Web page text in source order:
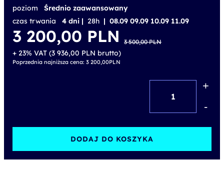
poziom
Średnio zaawansowany
czas trwania
4 dni | 28h | 08.09 09.09 10.09 11.09
3 500,00PLN
Pierwotna
cena
wynosiła:
3 500,00 PLN.
3 200,00 PLN
Aktualna
cena
wynosi:
3 200,00 PLN.
+ 23% VAT (3 936,00 PLN brutto)
Poprzednia najniższa cena: 3 200,00PLN
learning
and
+
-
DODAJ DO KOSZYKA